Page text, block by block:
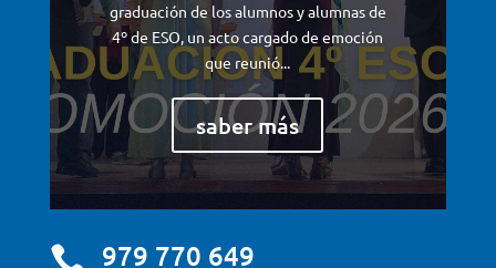
graduación de los alumnos y alumnas de
4º de ESO, un acto cargado de emoción
que reunió...
saber más
 979 770 649